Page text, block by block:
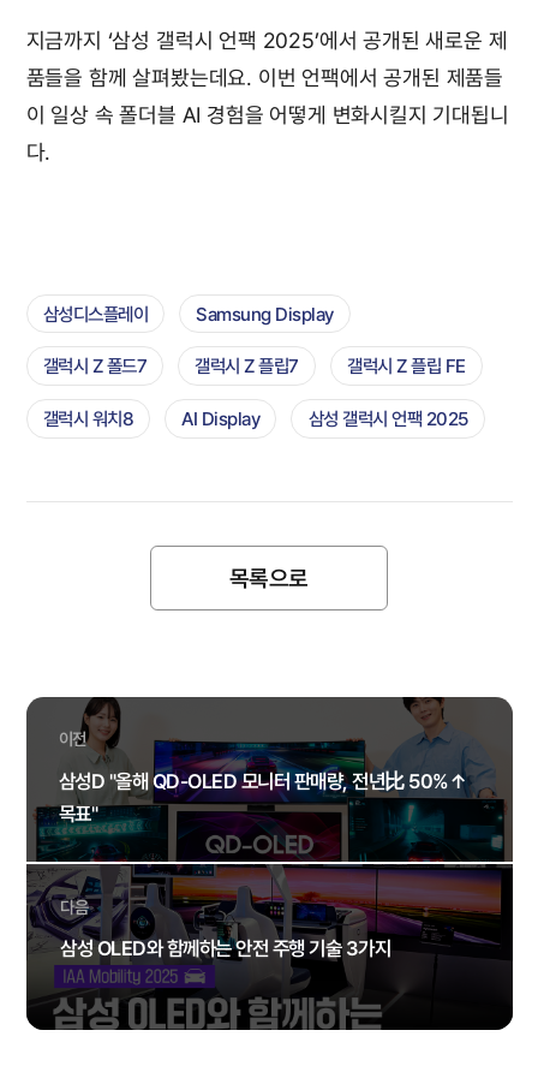
지금까지 ‘삼성 갤럭시 언팩 2025’에서 공개된 새로운 제
품들을 함께 살펴봤는데요. 이번 언팩에서 공개된 제품들
이 일상 속 폴더블 AI 경험을 어떻게 변화시킬지 기대됩니
다.
삼성디스플레이 Samsung Display
갤럭시 Z 폴드7 갤럭시 Z 플립7 갤럭시 Z 플립 FE
갤럭시 워치8 AI Display 삼성 갤럭시 언팩 2025
목록으로
이전
삼성D "올해 QD-OLED 모니터 판매량, 전년比 50%↑
목표"
다음
삼성 OLED와 함께하는 안전 주행 기술 3가지